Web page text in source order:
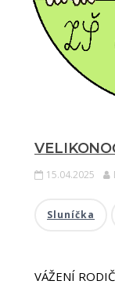
15.04.2025
Sluníčka
VÁŽENÍ